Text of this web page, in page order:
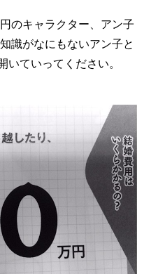
のキャラクター、アン子
識がなにもないアン子と
いていってください。